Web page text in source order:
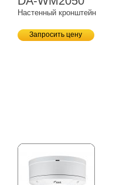
Настенный кронштейн
Запросить цену